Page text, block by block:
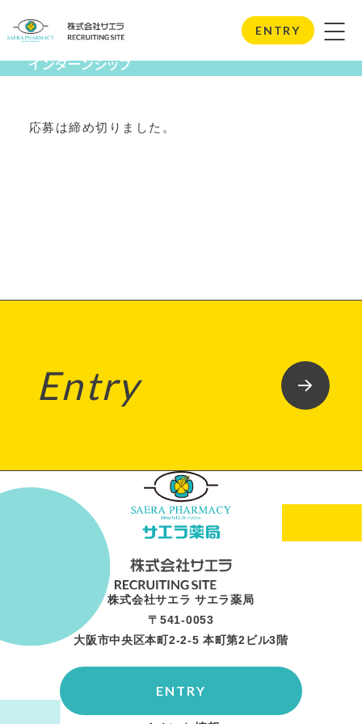
ENTRY
Internship
インターンシップ
応募は締め切りました。
Entry
株式会社サエラ サエラ薬局
〒541-0053
大阪市中央区本町2-2-5 本町第2ビル3階
ENTRY